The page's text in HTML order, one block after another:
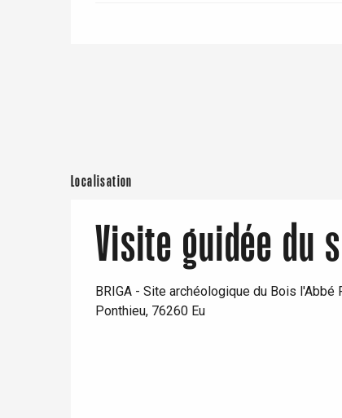
Localisation
Visite guidée du
BRIGA - Site archéologique du Bois l'Abbé
Ponthieu, 76260 Eu